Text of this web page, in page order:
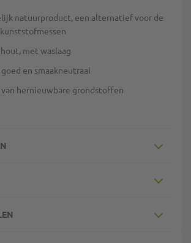
natuurproduct, een alternatief voor de
met waslaag
en smaakneutraal
hernieuwbare grondstoffen